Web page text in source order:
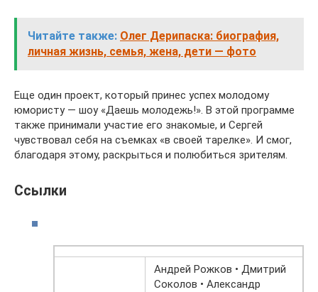
Читайте также: Олег Дерипаска: биография,
личная жизнь, семья, жена, дети — фото
Еще один проект, который принес успех молодому
юмористу — шоу «Даешь молодежь!». В этой программе
также принимали участие его знакомые, и Сергей
чувствовал себя на съемках «в своей тарелке». И смог,
благодаря этому, раскрыться и полюбиться зрителям.
Ссылки
Андрей Рожков • Дмитрий
Соколов • Александр